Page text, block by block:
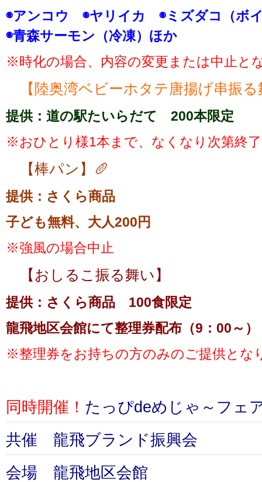
◉アンコウ ◉ヤリイカ ◉ミズダコ（ボ
◉青森サーモン（冷凍）ほか
※時化の場合、内容の変更または中止と
【陸奥湾ベビーホタテ唐揚げ串振
提供：道の駅たいらだて 200本限定
※おひとり様1本まで、なくなり次第終了
【棒パン】🥖
提供：さくら商品
子ども無料、大人200円
※強風の場合中止
【おしるこ振る舞い】
提供：さくら商品 100食限定
龍飛地区会館にて整理券配布（9：00～）
※整理券をお持ちの方のみのご提供とな
同時開催！ たっぴdeめじゃ～フェ
共催 龍飛ブランド振興会
会場 龍飛地区会館